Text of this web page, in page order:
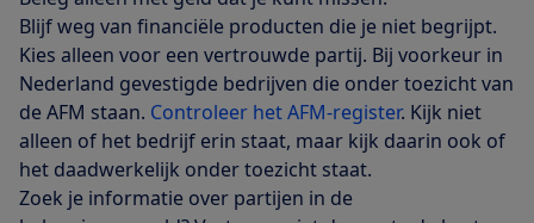
Blijf weg van financiële producten die je niet begrijpt.
Kies alleen voor een vertrouwde partij. Bij voorkeur in
Nederland gevestigde bedrijven die onder toezicht van
de AFM staan. Controleer het AFM-register. Kijk niet
alleen of het bedrijf erin staat, maar kijk daarin ook of
het daadwerkelijk onder toezicht staat.
Zoek je informatie over partijen in de